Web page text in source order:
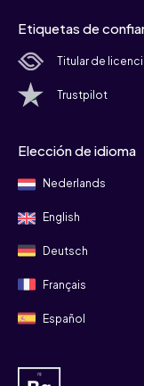
Etiquetas de
Titular de
Trustpilot
Elección de idioma
Nederlands
English
Deutsch
Français
Español